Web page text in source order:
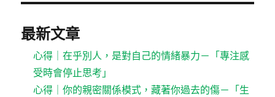
最新文章
心得｜在乎別人，是對自己的情緒暴力－「專注感
受時會停止思考」
心得｜你的親密關係模式，藏著你過去的傷－「生